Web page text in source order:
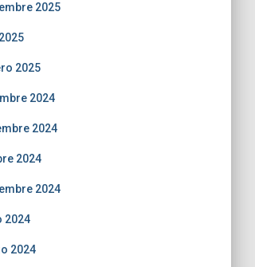
2025
2025
2024
2024
2024
2024
2024
2024